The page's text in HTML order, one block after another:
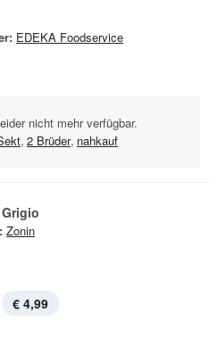
EDEKA Foodservice
nicht mehr verfügbar.
, 2 Brüder, nahkauf
Zonin
€ 4,99